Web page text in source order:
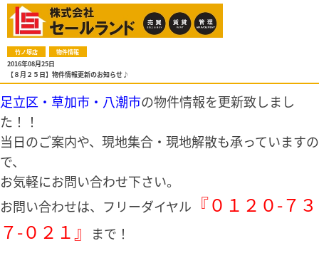
竹ノ塚店 物件情報
2016年08月25日
【８月２５日】物件情報更新のお知らせ♪
足立区・草加市・八潮市の物件情報を更新致しまし
た！！
当日のご案内や、現地集合・現地解散も承っていますの
で、
お気軽にお問い合わせ下さい。
お問い合わせは、フリーダイヤル 『０１２０-７３
７-０２１』
まで！